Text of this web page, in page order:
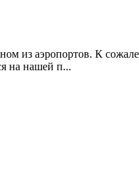
из аэропортов. К
на нашей п...